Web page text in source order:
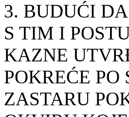
3. BUDUĆI
S TIM I
KAZNE
POKREĆE
ZASTARU